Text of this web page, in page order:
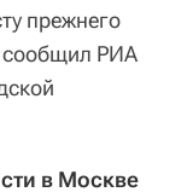
прежнего
сообщил РИА
в Москве